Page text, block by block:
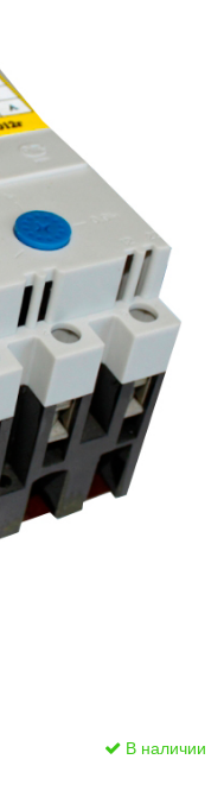
диэлектрические
Стремянки с
Стремянки с
опорой
Ширмы
РЗА (шторы)
Штендеры
Щиты
В наличии